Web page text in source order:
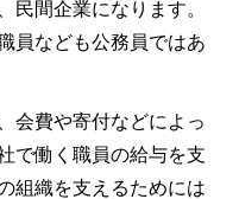
民間企業になります。
員なども公務員ではあ
会費や寄付などによっ
で働く職員の給与を支
組織を支えるためには